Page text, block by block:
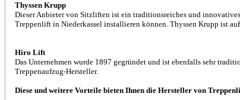
Thyssen Krupp
Dieser Anbieter von Sitzliften ist ein traditionsreiches und
Treppenlift in Niederkassel installieren können. Thyssen Krupp ist
Hiro Lift
Das Unternehmen wurde 1897 gegründet und ist ebenfalls sehr
Treppenaufzug-Hersteller.
Diese und weitere Vorteile bieten Ihnen die Hersteller von